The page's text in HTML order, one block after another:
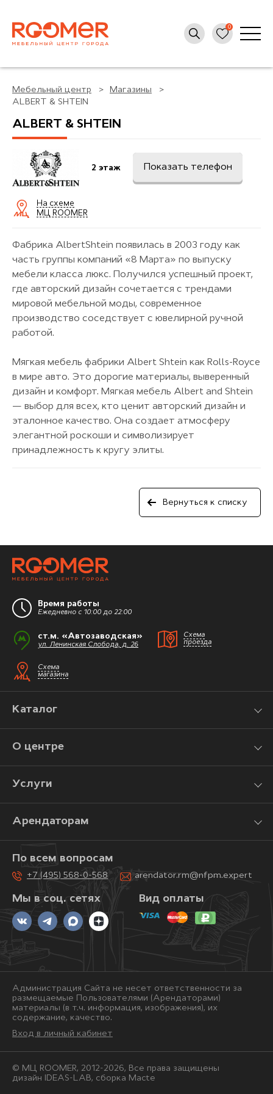
Мебельный центр
Магазины
ALBERT & SHTEIN
ALBERT & SHTEIN
2 этаж Показать телефон
На схеме
МЦ ROOMER
Фабрика AlbertShtein появилась в 2003 году как
часть группы компаний «8 Марта» по выпуску
мебели класса люкс. Получился успешный проект,
где авторский дизайн сочетается с трендами
мировой мебельной моды, современное
производство соседствует с ювелирной ручной
работой.
Мягкая мебель фабрики Albert Shtein как Rolls-Royce
в мире авто. Это дорогие материалы, выверенный
дизайн и комфорт. Мягкая мебель Albert and Shtein
— выбор для всех, кто ценит авторский дизайн и
эталонное качество. Она создает атмосферу
элегантной роскоши и символизирует
принадлежность к кругу элиты.
Вернуться к списку
Время работы
Ежедневно с 10:00 до 22:00
ст.м. «Автозаводская»
ул. Ленинская Слобода, д. 26
Схема
проезда
Схема
магазина
Каталог
О центре
Услуги
Арендаторам
Мы в соц. сетях
По всем вопросам
+7 (495) 568-0-568 arendator.rm@nfpm.expert
Вид оплаты
Администрация Сайта не несет ответственности за
размещаемые Пользователями (Арендаторами)
материалы (в т.ч. информация, изображения), их
содержание, качество.
Вход в личный кабинет
© МЦ ROOMER, 2012-2026, Bce права защищены
дизайн IDEAS-LAB, сборка Macte